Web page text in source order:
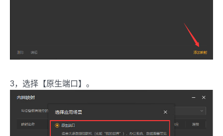
3，选择【原生端口】。